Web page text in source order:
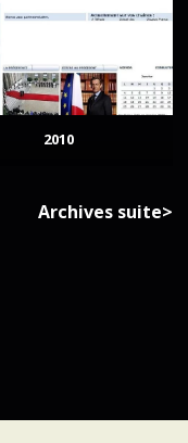
2010
Archives suite>